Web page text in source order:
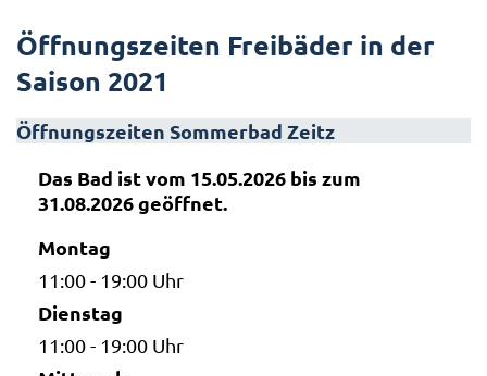
Öffnungszeiten Freibäder in der
Saison 2021
Öffnungszeiten Sommerbad Zeitz
Das Bad ist vom 15.05.2026 bis zum
31.08.2026 geöffnet.
Montag
11:00 - 19:00 Uhr
Dienstag
11:00 - 19:00 Uhr